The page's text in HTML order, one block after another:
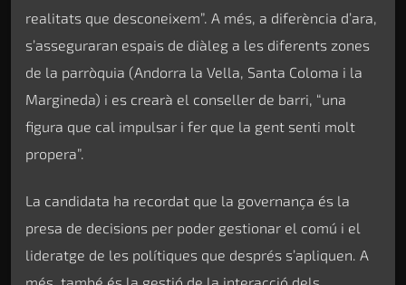
realitats que desconeixem”. A més, a diferència d’ara,
s’asseguraran espais de diàleg a les diferents zones
de la parròquia (Andorra la Vella, Santa Coloma i la
Margineda) i es crearà el conseller de barri, “una
figura que cal impulsar i fer que la gent senti molt
propera”.
La candidata ha recordat que la governança és la
presa de decisions per poder gestionar el comú i el
lideratge de les polítiques que després s’apliquen. A